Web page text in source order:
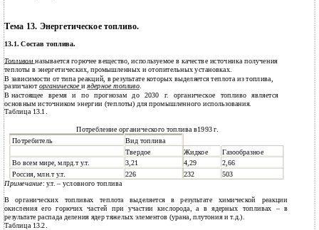
Тема 13. Энергетическое топливо.
13.1. Состав топлива.
Топливом называется горючее вещество, используемое в качестве источника получения
теплоты в энергетических, промышленных и отопительных установках.
В зависимости от типа реакций, в результате которых выделяется теплота из топлива,
различаюторганическоеиядерное топливо.
В настоящее время и по прогнозам до 2030 г. органическое топливо является
основным источником энергии (теплоты) для промышленного использования.
Таблица 13.1.
Потребление органического топлива в1993 г.
Потребитель
Вид топлива
Твердое
Жидкое
Газообразное
Во всем мире, млрд.т у.т.
3,21 4,29
2,66
Россия, млн.т у.т.
226 232
503
Примечание: у.т. – условного топлива
В органических топливах теплота выделяется в результате химической реакции
окисления его горючих частей при участии кислорода, а в ядерных топливах – в
результате распада деления ядер тяжелых элементов (урана, плутония и т.д.).
Таблица 13.2.